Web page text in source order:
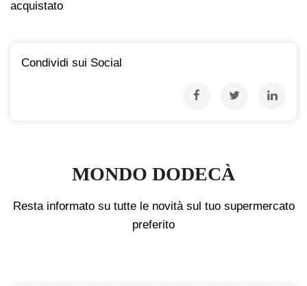
acquistato
Condividi sui Social
MONDO DODECÀ
Resta informato su tutte le novità sul tuo supermercato
preferito